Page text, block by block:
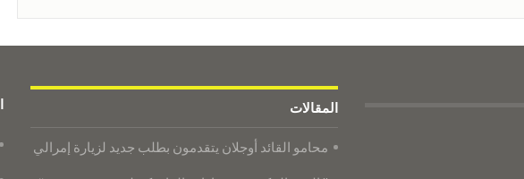
المقالات
محامو القائد أوجلان يتقدمون بطلب جديد لزيارة إمرالي